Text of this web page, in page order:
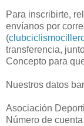
Para inscribirte,
envíanos por
(
transferencia,
Concepto para
Nuestros datos
Asociación
Número de